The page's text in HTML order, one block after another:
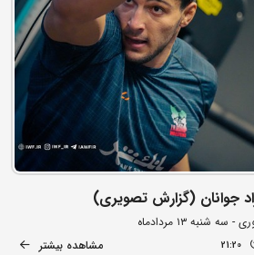
جوانان (گزارش تصویری)
۱۳ مردادماه
21:20 مشاهده بیشتر